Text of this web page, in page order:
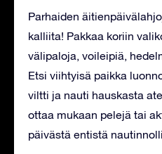
Parhaiden
kalliita! Pakkaa koriin
välipaloja, voileipiä,
Etsi viihtyisä paikka
viltti ja nauti hauskasta
ottaa mukaan pelejä tai
päivästä entistä